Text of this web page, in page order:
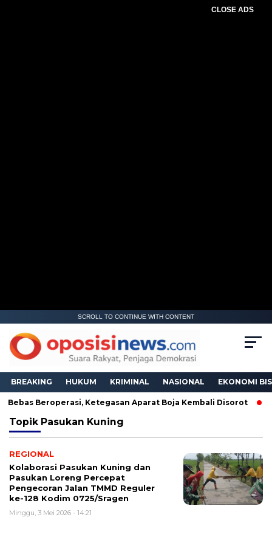
CLOSE ADS
SCROLL TO CONTINUE WITH CONTENT
BREAKING HUKUM KRIMINAL NASIONAL EKONOMI
Bebas Beroperasi, Ketegasan Aparat Boja Kembali Disorot
Topik Pasukan Kuning
REGIONAL
Kolaborasi Pasukan Kuning dan
Pasukan Loreng Percepat
Pengecoran Jalan TMMD Reguler
ke-128 Kodim 0725/Sragen
Minggu, 3 Mei 2026 - 14:21